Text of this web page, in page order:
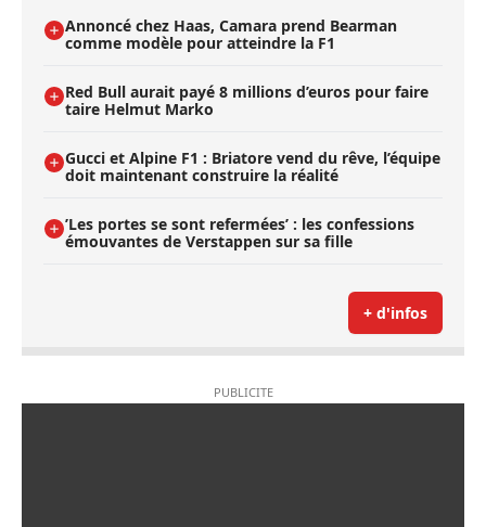
Annoncé chez Haas, Camara prend Bearman
comme modèle pour atteindre la F1
Red Bull aurait payé 8 millions d’euros pour faire
taire Helmut Marko
Gucci et Alpine F1 : Briatore vend du rêve, l’équipe
doit maintenant construire la réalité
’Les portes se sont refermées’ : les confessions
émouvantes de Verstappen sur sa fille
+ d'infos